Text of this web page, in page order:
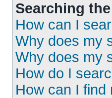
Searching
How can I
Why does my
Why does my
How do I
How can I find